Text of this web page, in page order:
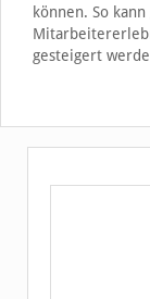
können. So
gesteigert